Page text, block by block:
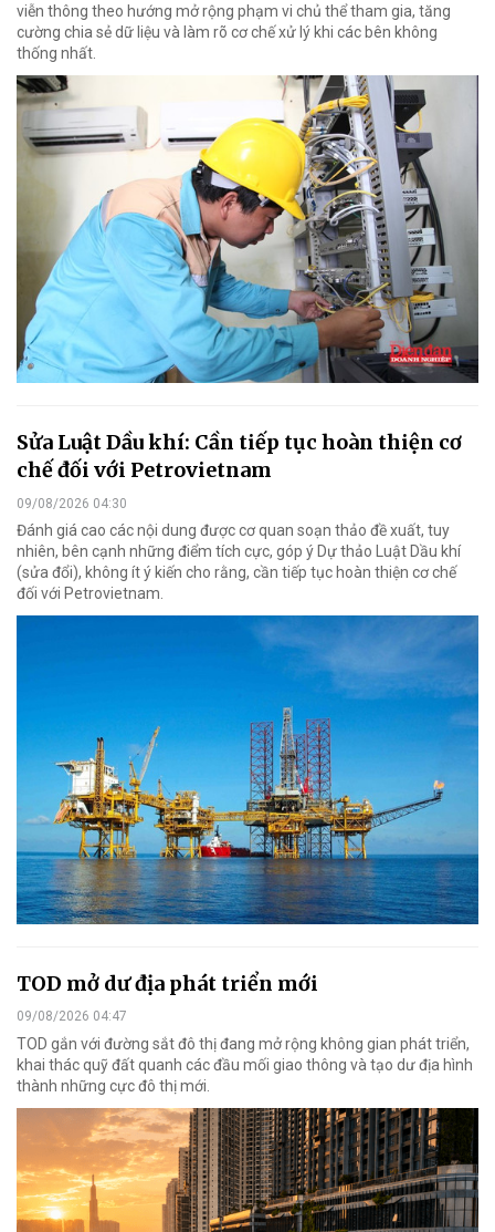
viễn thông theo hướng mở rộng phạm vi chủ thể tham gia, tăng
cường chia sẻ dữ liệu và làm rõ cơ chế xử lý khi các bên không
thống nhất.
Sửa Luật Dầu khí: Cần tiếp tục hoàn thiện cơ
chế đối với Petrovietnam
09/08/2026 04:30
Đánh giá cao các nội dung được cơ quan soạn thảo đề xuất, tuy
nhiên, bên cạnh những điểm tích cực, góp ý Dự thảo Luật Dầu khí
(sửa đổi), không ít ý kiến cho rằng, cần tiếp tục hoàn thiện cơ chế
đối với Petrovietnam.
TOD mở dư địa phát triển mới
09/08/2026 04:47
TOD gắn với đường sắt đô thị đang mở rộng không gian phát triển,
khai thác quỹ đất quanh các đầu mối giao thông và tạo dư địa hình
thành những cực đô thị mới.